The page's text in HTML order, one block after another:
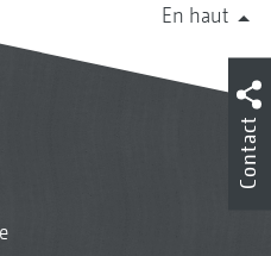
En haut
Contact